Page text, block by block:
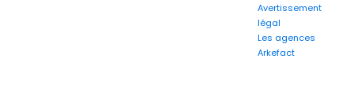
Avertissement
légal
Les agences
Arkefact